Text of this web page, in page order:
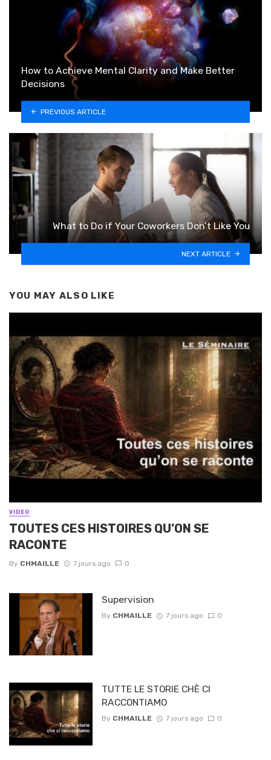
How to Achieve Mental Clarity and Make Better
Decisions
PREVIOUS ARTICLE
What to Do if Your Coworkers Don’t Like You
NEXT ARTICLE
YOU MAY ALSO LIKE
VIDEO
TOUTES CES HISTOIRES QU’ON SE
RACONTE
By CHMAILLE 7 jours ago 0
Supervision
By CHMAILLE 7 jours ago 0
TUTTE LE STORIE CHÈ CI
RACCONTIAMO
By CHMAILLE 7 jours ago 0